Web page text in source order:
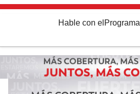
Hable con el Programa